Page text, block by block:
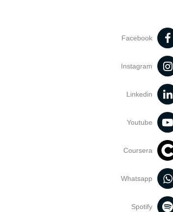
Facebook
Instagram
Linkedin
Youtube
Coursera
Whatsapp
Spotify